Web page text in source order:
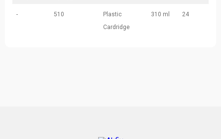
- 510
Plastic
Cardridge
310 ml 24